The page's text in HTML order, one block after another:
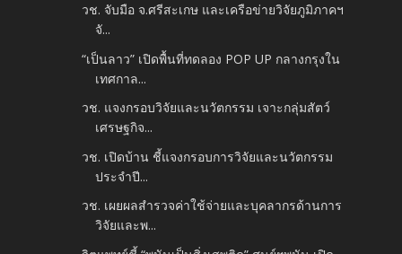
วช. จับมือ จ.ศรีสะเกษ และเครือข่ายวิจัยภูมิภาคฯ
จั...
“เป็นลาว” เปิดพื้นที่ทดลอง POP UP กลางกรุงใน
เทศกาล...
วช. แจงกรอบวิจัยและนวัตกรรม เจาะกลุ่มสัตว์
เศรษฐกิจ...
วช. เปิดบ้าน ชี้แจงกรอบการวิจัยและนวัตกรรม
ประจำปี...
วช. เผยผลสำรวจค่าใช้จ่ายและบุคลากรด้านการ
วิจัยและพ...